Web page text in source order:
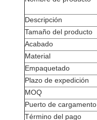
Descripción
Tamaño del producto
Acabado
Material
Empaquetado
Plazo de expedición
MOQ
Puerto de cargamento
Término del pago